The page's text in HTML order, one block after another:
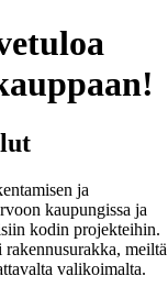
ja
kaupungissa ja
kodin projekteihin.
meiltä
valikoimalta.